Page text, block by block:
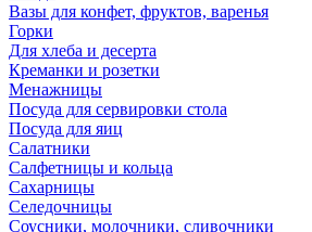
Вазы для конфет, фруктов, варенья
Горки
Для хлеба и десерта
Креманки и розетки
Менажницы
Посуда для сервировки стола
Посуда для яиц
Салатники
Салфетницы и кольца
Сахарницы
Селедочницы
Соусники, молочники, сливочники